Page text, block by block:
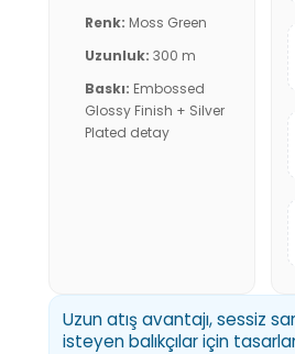
Renk: Moss Green
Uzunluk: 300 m
Baskı: Embossed
Glossy Finish + Silver
Plated detay
Uzun atış avantajı, sessiz
isteyen balıkçılar için